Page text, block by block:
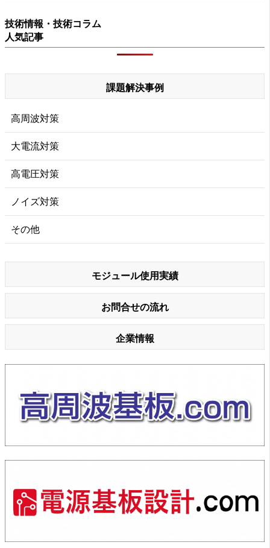
技術情報・技術コラム
人気記事
課題解決事例
高周波対策
大電流対策
高電圧対策
ノイズ対策
その他
モジュール使用実績
お問合せの流れ
企業情報